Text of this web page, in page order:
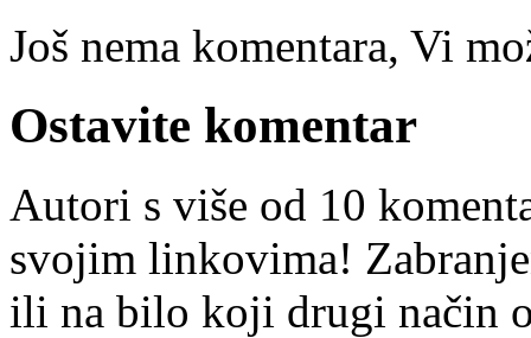
Još nema komentara, Vi
Ostavite komentar
Autori s više od 10
svojim linkovima!
ili na bilo koji drugi način